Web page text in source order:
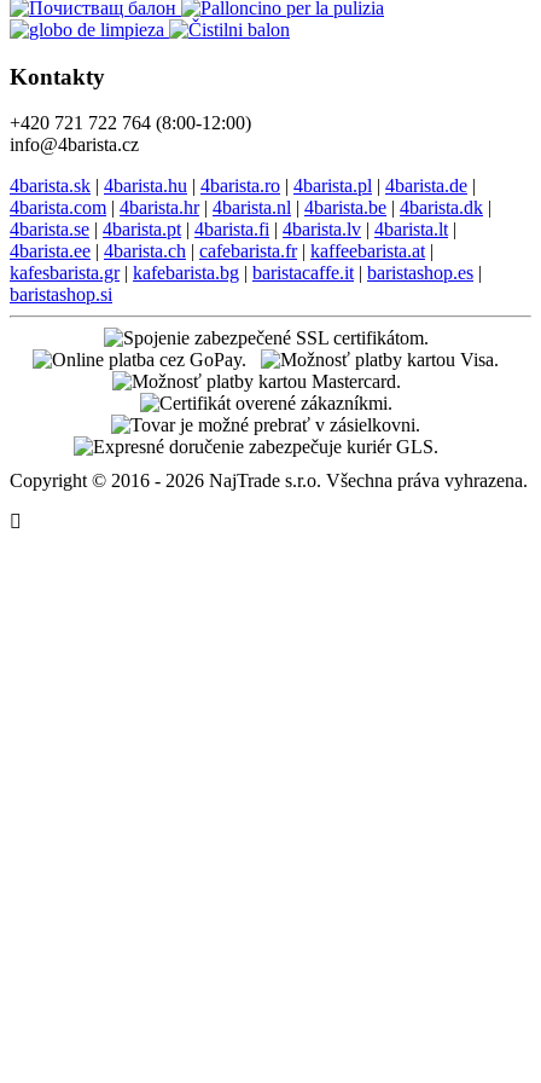
Kontakty
+420 721 722 764 (8:00-12:00)
info@4barista.cz
4barista.sk | 4barista.hu | 4barista.ro | 4barista.pl | 4barista.de |
4barista.com | 4barista.hr| 4barista.nl | 4barista.be | 4barista.dk |
4barista.se | 4barista.pt | 4barista.fi | 4barista.lv | 4barista.lt |
4barista.ee | 4barista.ch | cafebarista.fr| kaffeebarista.at |
kafesbarista.gr| kafebarista.bg | baristacaffe.it | baristashop.es |
baristashop.si
Copyright © 2016 - 2026 NajTrade s.r.o. Všechna práva vyhrazena.